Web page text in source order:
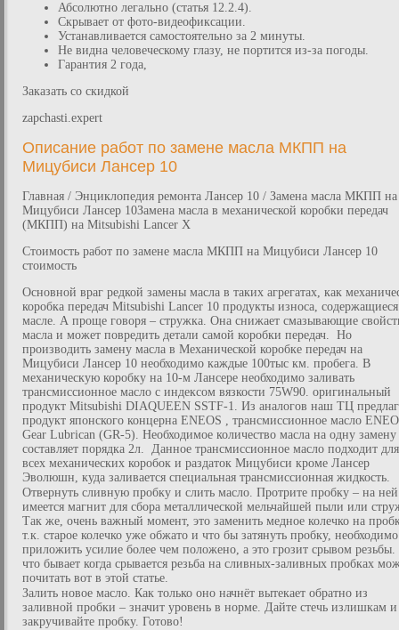
Абсолютно легально (статья 12.2.4).
Скрывает от фото-видеофиксации.
Устанавливается самостоятельно за 2 минуты.
Не видна человеческому глазу, не портится из-за погоды.
Гарантия 2 года,
Заказать со скидкой
zapchasti.expert
Описание работ по замене масла МКПП на
Мицубиси Лансер 10
Главная / Энциклопедия ремонта Лансер 10 / Замена масла MКПП на
Мицубиси Лансер 10Замена масла в механической коробки передач
(МКПП) на Mitsubishi Lancer X
Стоимость работ по замене масла МКПП на Мицубиси Лансер 10
стоимость
Основной враг редкой замены масла в таких агрегатах, как
коробка передач Mitsubishi Lancer 10 продукты износа,
масле. А проще говоря – стружка. Она снижает смазывающие
масла и может повредить детали самой коробки передач. Но
производить замену масла в Механической коробке передач на
Мицубиси Лансер 10 необходимо каждые 100тыс км. пробега. В
механическую коробку на 10-м Лансере необходимо заливать
трансмиссионное масло с индексом вязкости 75W90. оригинальный
продукт Mitsubishi DIAQUEEN SSTF-1. Из аналогов наш ТЦ
продукт японского концерна ENEOS , трансмиссионное масло
Gear Lubrican (GR-5). Необходимое количество масла на одну замену
составляет порядка 2л. Данное трансмиссионное масло подходит для
всех механических коробок и раздаток Мицубиси кроме Лансер
Эволюшн, куда заливается специальная трансмиссионная жидкость.
Отвернуть сливную пробку и слить масло. Протрите пробку – на ней
имеется магнит для сбора металлической мельчайшей пыли или
Так же, очень важный момент, это заменить медное колечко на
т.к. старое колечко уже обжато и что бы затянуть пробку, необходимо
приложить усилие более чем положено, а это грозит срывом резьбы.
что бывает когда срывается резьба на сливных-заливных пробках
почитать вот в этой статье.
Залить новое масло. Как только оно начнёт вытекает обратно из
заливной пробки – значит уровень в норме. Дайте стечь излишкам и
закручивайте пробку. Готово!